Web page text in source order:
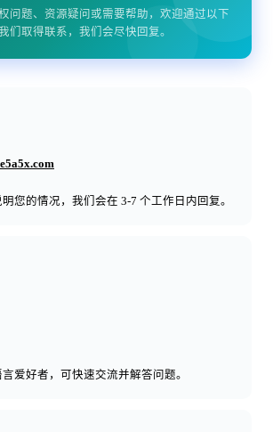
问题、资源疑问或需要帮助，欢迎通过以下
们取得联系，我们会尽快回复。
您的情况，我们会在 3-7 个工作日内回复。
爱好者，可快速交流并解答问题。